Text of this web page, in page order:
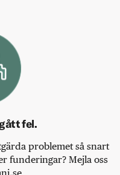
fel.
problemet så snart
funderingar? Mejla oss